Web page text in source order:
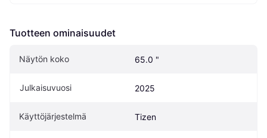
Tuotteen ominaisuudet
Näytön koko 65.0 "
Julkaisuvuosi 2025
Käyttöjärjestelmä Tizen